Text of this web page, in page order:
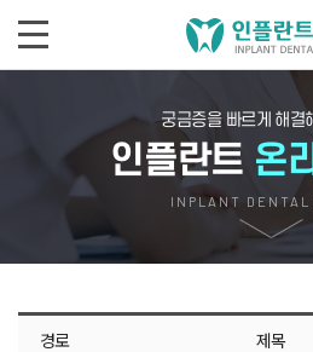
궁금증을 빠르게 해결
인플란트 온
INPLANT DENTAL
경로 제목